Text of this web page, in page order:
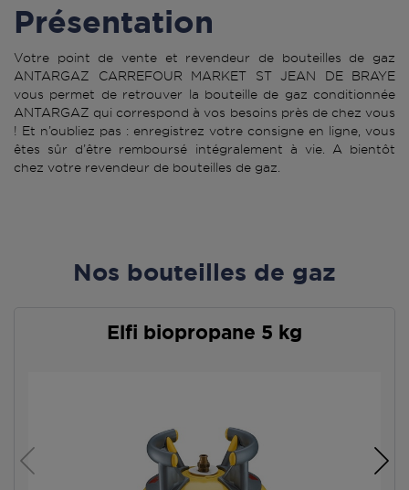
Présentation
Votre point de vente et revendeur de bouteilles de gaz
ANTARGAZ CARREFOUR MARKET ST JEAN DE BRAYE
vous permet de retrouver la bouteille de gaz conditionnée
ANTARGAZ qui correspond à vos besoins près de chez vous
! Et n’oubliez pas : enregistrez votre consigne en ligne, vous
êtes sûr d’être remboursé intégralement à vie. A bientôt
chez votre revendeur de bouteilles de gaz.
Nos bouteilles de gaz
Elfi biopropane 5 kg